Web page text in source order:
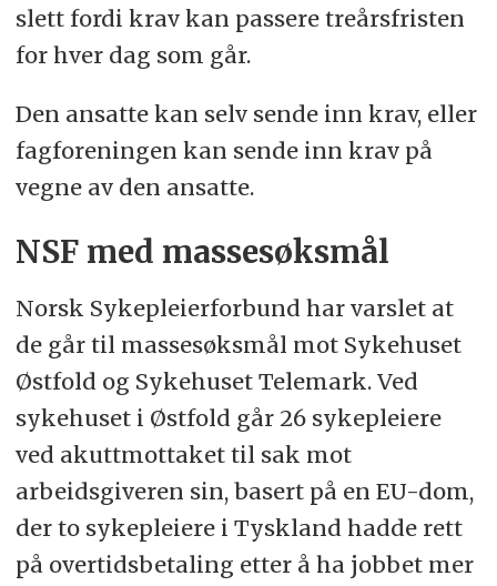
slett fordi krav kan passere treårsfristen
for hver dag som går.
Den ansatte kan selv sende inn krav, eller
fagforeningen kan sende inn krav på
vegne av den ansatte.
NSF med massesøksmål
Norsk Sykepleierforbund har varslet at
de går til massesøksmål mot Sykehuset
Østfold og Sykehuset Telemark. Ved
sykehuset i Østfold går 26 sykepleiere
ved akuttmottaket til sak mot
arbeidsgiveren sin, basert på en EU-dom,
der to sykepleiere i Tyskland hadde rett
på overtidsbetaling etter å ha jobbet mer